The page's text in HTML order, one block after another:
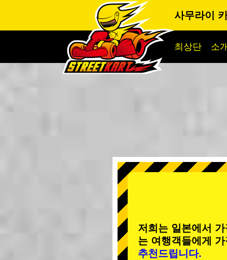
사무라이
최상단 소
저희는 일본에서
는 여행객들에게
추천드립니다.